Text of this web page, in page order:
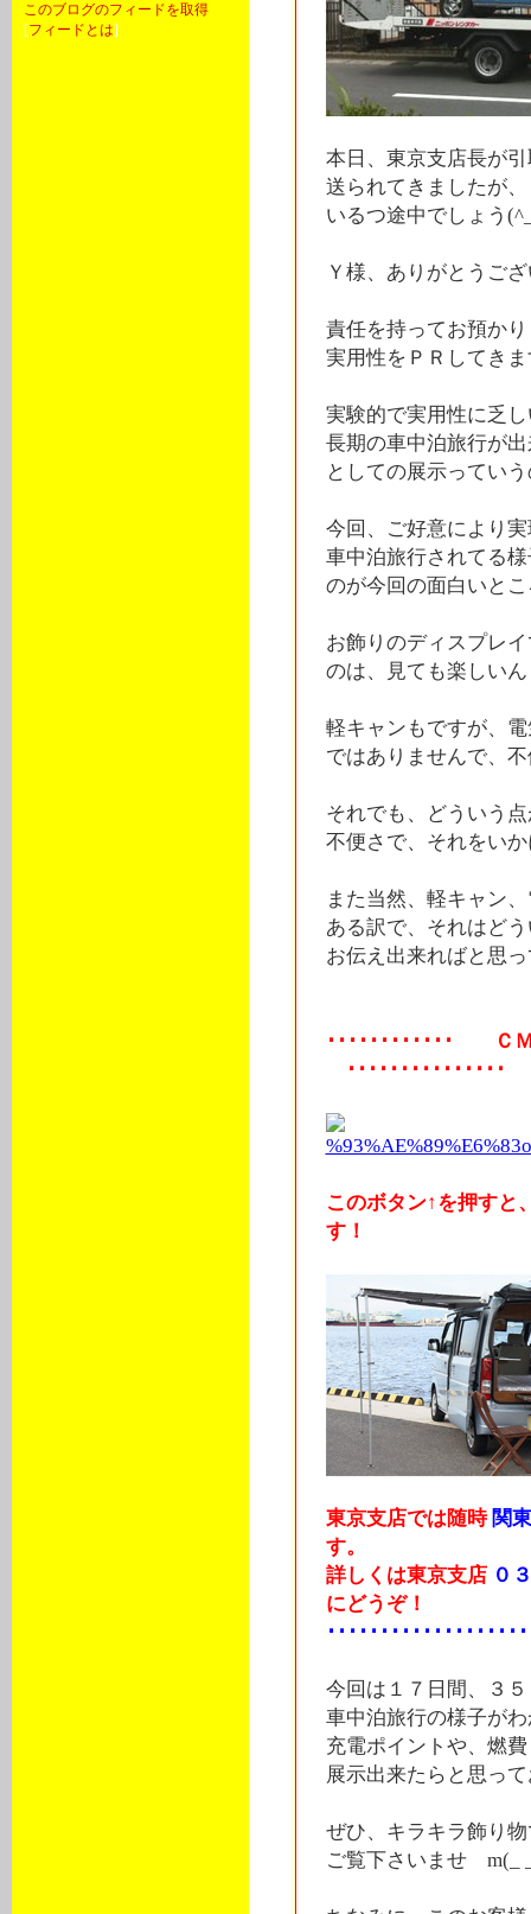
このブログのフィードを取得
[フィードとは]
本日、東京支店長が
送られてきましたが
いるつ途中でしょう
Ｙ様、ありがとうご
責任を持ってお預か
実用性をＰＲしてきま
実験的で実用性に乏
長期の車中泊旅行が
としての展示ってい
今回、ご好意により
車中泊旅行されてる
のが今回の面白いと
お飾りのディスプレ
のは、見ても楽しい
軽キャンもですが、
ではありませんで、
それでも、どういう
不便さで、それをい
また当然、軽キャン
ある訳で、それはど
お伝え出来ればと思
････････････ Ｃ
･･･････････････
このボタン↑を押すと
す！
東京支店では随時関
す。
詳しくは東京支店０
にどうぞ！
･･････････････････
今回は１７日間、３
車中泊旅行の様子が
充電ポイントや、燃
展示出来たらと思っ
ぜひ、キラキラ飾り
ご覧下さいませ m(_